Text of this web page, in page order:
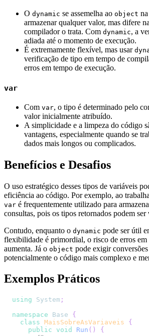
O dynamic se assemelha ao object
armazenar qualquer valor, mas difere
compilador o trata. Com dynamic, a
adiada até o momento de execução.
É extremamente flexível, mas usar
verificação de tipo em tempo de
erros em tempo de execução.
var
Com var, o tipo é determinado pelo
valor inicialmente atribuído.
A simplicidade e a limpeza do código
vantagens, especialmente quando se
dados mais longos ou complicados.
Benefícios e Desafios
O uso estratégico desses tipos de variáveis
eficiência ao código. Por exemplo, ao
var é frequentemente utilizado para
consultas, pois os tipos retornados podem ser
Contudo, enquanto o dynamic pode ser útil
flexibilidade é primordial, o risco de erros em
aumenta. Já o object pode exigir
potencialmente o código mais complexo e
Exemplos Práticos
using System ;
namespace
Base
{
class MaisSobreAsVariaveis
{
public
void Run ( )
{